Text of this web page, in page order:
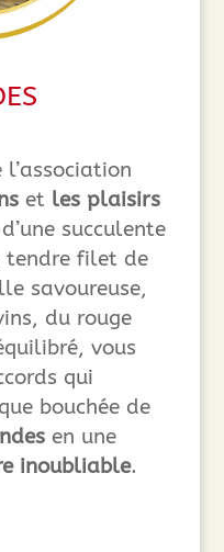
l’association
et les plaisirs
succulente
tendre filet de
savoureuse,
du rouge
vous
qui
bouchée de
en une
inoubliable.